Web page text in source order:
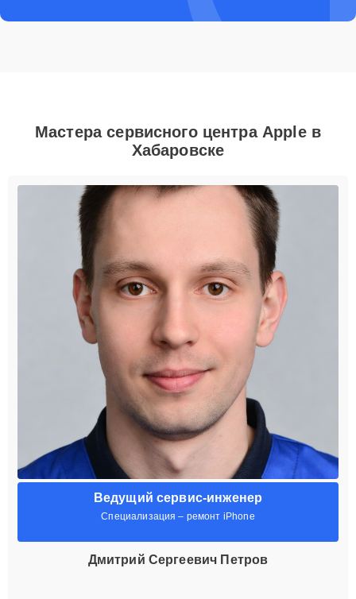
Мастера сервисного центра Apple в
Хабаровске
Ведущий сервис-инженер
Специализация – ремонт iPhone
Дмитрий Сергеевич Петров